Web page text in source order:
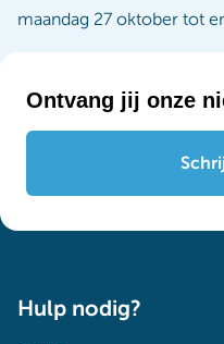
maandag 27 oktober tot
Ontvang jij onze
Hulp nodig?